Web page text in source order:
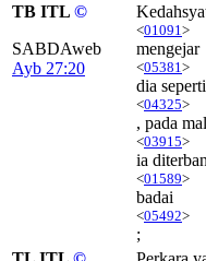
TB ITL ©
SABDAweb
Ayb 27:20
<01091 >
mengejar
<05381 >
dia
<04325>
, pada
<03915>
ia
<01589>
badai
<05492>
;